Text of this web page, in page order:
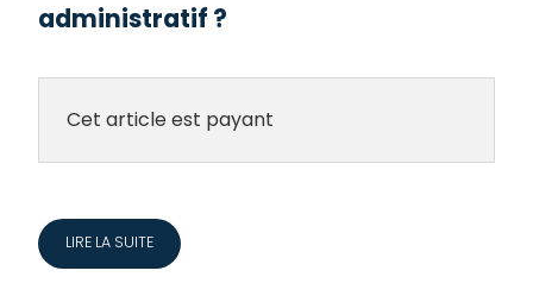
administratif ?
Cet article est payant
LIRE LA SUITE